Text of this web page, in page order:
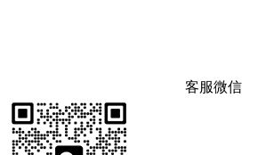
客服微信